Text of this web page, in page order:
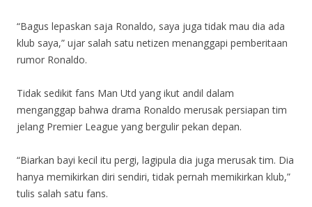
“Bagus lepaskan saja Ronaldo, saya juga tidak mau dia ada
klub saya,” ujar salah satu netizen menanggapi pemberitaan
rumor Ronaldo.
Tidak sedikit fans Man Utd yang ikut andil dalam
menganggap bahwa drama Ronaldo merusak persiapan tim
jelang Premier League yang bergulir pekan depan.
“Biarkan bayi kecil itu pergi, lagipula dia juga merusak tim. Dia
hanya memikirkan diri sendiri, tidak pernah memikirkan klub,”
tulis salah satu fans.